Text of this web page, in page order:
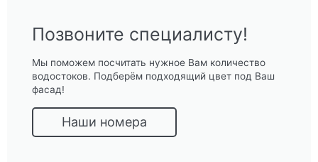
Позвоните специалисту!
Мы поможем посчитать нужное Вам количество
водостоков. Подберём подходящий цвет под Ваш
фасад!
Наши номера